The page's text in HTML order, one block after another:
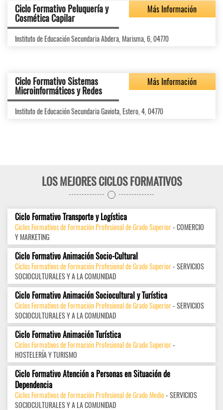
Ciclo Formativo Peluquería y
Cosmética Capilar
Más Información
Instituto de Educación Secundaria Abdera, Marisma, 6, 04770
Ciclo Formativo Sistemas
Microinformáticos y Redes
Más Información
Instituto de Educación Secundaria Gaviota, Estero, 4, 04770
LOS MEJORES CICLOS FORMATIVOS
Ciclo Formativo Transporte y Logística
Ciclos Formativos de Formación Profesional de Grado Superior- COMERCIO
Y MARKETING
Ciclo Formativo Animación Socio-Cultural
Ciclos Formativos de Formación Profesional de Grado Superior- SERVICIOS
SOCIOCULTURALES Y A LA COMUNIDAD
Ciclo Formativo Animación Sociocultural y Turística
Ciclos Formativos de Formación Profesional de Grado Superior- SERVICIOS
SOCIOCULTURALES Y A LA COMUNIDAD
Ciclo Formativo Animación Turística
Ciclos Formativos de Formación Profesional de Grado Superior-
HOSTELERÍA Y TURISMO
Ciclo Formativo Atención a Personas en Situación de
Dependencia
Ciclos Formativos de Formación Profesional de Grado Medio- SERVICIOS
SOCIOCULTURALES Y A LA COMUNIDAD